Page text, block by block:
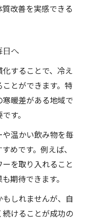
改善を実感できる
日へ
することで、冷え
とができます。特
暖差がある地域で
す。
温かい飲み物を毎
めです。例えば、
を取り入れること
期待できます。
しれませんが、自
けることが成功の